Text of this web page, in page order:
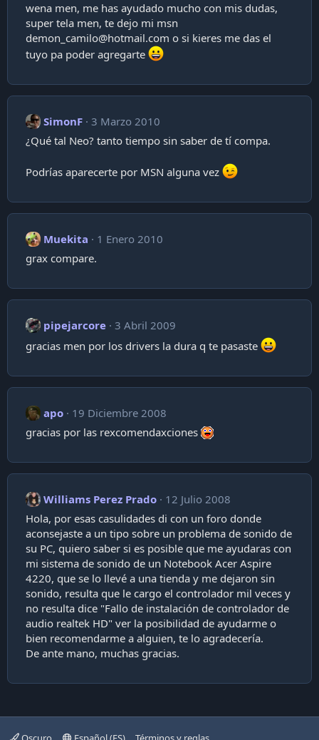
wena men, me has ayudado mucho con mis dudas,
super tela men, te dejo mi msn
demon_camilo@hotmail.com o si kieres me das el
tuyo pa poder agregarte
SimonF 3 Marzo 2010
¿Qué tal Neo? tanto tiempo sin saber de tí compa.
Podrías aparecerte por MSN alguna vez
Muekita
1 Enero 2010
grax compare.
pipejarcore 3 Abril 2009
gracias men por los drivers la dura q te pasaste
apo
19 Diciembre 2008
gracias por las rexcomendaxciones
Williams Perez Prado
12 Julio 2008
Hola, por esas casulidades di con un foro donde
aconsejaste a un tipo sobre un problema de sonido de
su PC, quiero saber si es posible que me ayudaras con
mi sistema de sonido de un Notebook Acer Aspire
4220, que se lo llevé a una tienda y me dejaron sin
sonido, resulta que le cargo el controlador mil veces y
no resulta dice "Fallo de instalación de controlador de
audio realtek HD" ver la posibilidad de ayudarme o
bien recomendarme a alguien, te lo agradecería.
De ante mano, muchas gracias.